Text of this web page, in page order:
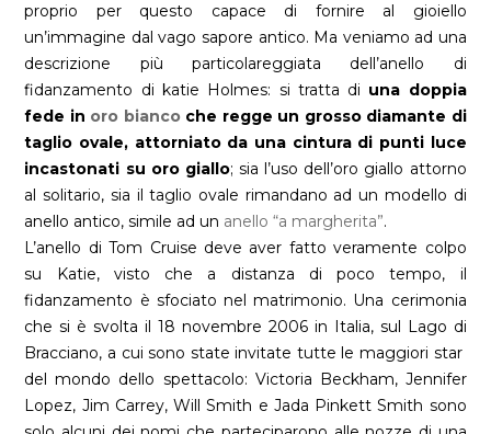
proprio per questo capace di fornire al gioiello
un’immagine dal vago sapore antico. Ma veniamo ad una
descrizione più particolareggiata dell’anello di
fidanzamento di katie Holmes: si tratta di una doppia
fede in oro bianco che regge un grosso diamante di
taglio ovale, attorniato da una cintura di punti luce
incastonati su oro giallo; sia l’uso dell’oro giallo attorno
al solitario, sia il taglio ovale rimandano ad un modello di
anello antico, simile ad un anello “a margherita”.
L’anello di Tom Cruise deve aver fatto veramente colpo
su Katie, visto che a distanza di poco tempo, il
fidanzamento è sfociato nel matrimonio. Una cerimonia
che si è svolta il 18 novembre 2006 in Italia, sul Lago di
Bracciano, a cui sono state invitate tutte le maggiori star
del mondo dello spettacolo: Victoria Beckham, Jennifer
Lopez, Jim Carrey, Will Smith e Jada Pinkett Smith sono